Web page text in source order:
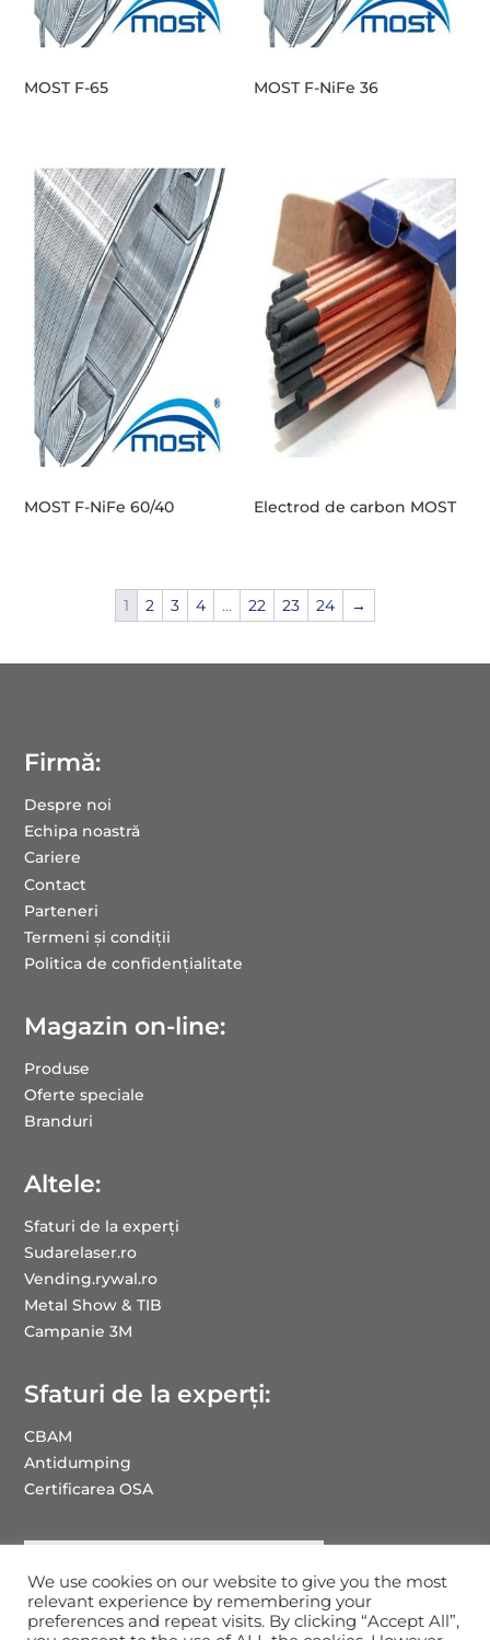
MOST F-65 MOST F-NiFe 36
MOST F-NiFe 60/40 Electrod de carbon MOST
1 2 3 4 … 22 23 24 →
Firmă:
Despre noi
Echipa noastră
Cariere
Contact
Parteneri
Termeni și condiții
Politica de confidențialitate
Magazin on-line:
Produse
Oferte speciale
Branduri
Altele:
Sfaturi de la experți
Sudarelaser.ro
Vending.rywal.ro
Metal Show & TIB
Campanie 3M
Sfaturi de la experți:
CBAM
Antidumping
Certificarea OSA
We use cookies on our website to give you the most
relevant experience by remembering your
preferences and repeat visits. By clicking “Accept All”,